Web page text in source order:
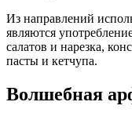
Из направлений
являются
салатов и нарезка,
пасты и кетчупа.
Волшебная